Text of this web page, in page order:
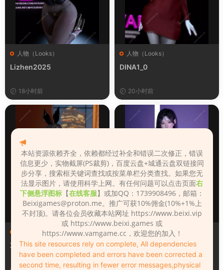
人物（Looks）
Lizhen2025
18小时前
人物（Looks）
DINA1_0
20小时前
人物（Looks）
Zane
人物（Looks）
Xiaoyu
本站资源依赖齐全，依赖都经过补全和错误二次修正，错误
信息更少，实物截屏(PS裁剪)，百度云盘+城通云盘双链接同
步分享，搜索框关键词查找或按菜单栏分类查找。如果您无
法显示图片，请使用科学上网。有任何问题可以点击页面右
下侧悬浮图标 【在线客服】或加QQ：1739908496，邮箱：
Beixigames@proton.me。推广可获10%佣金(10%+1%上
不封顶)。请各位会员收藏本站网址 https://www.beixi.vip
或 https://www.beixi.games 或
https://www.vamgame.cc，欢迎您的加入！
This site resources rely on complete, All dependencies
have been completed and errors have been corrected a
second time, resulting in fewer error messages,physical